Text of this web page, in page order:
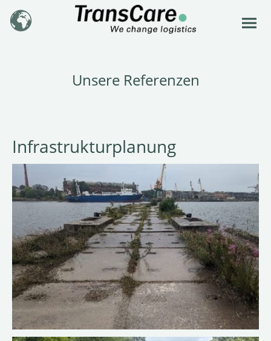
Unsere Referenzen
Infrastrukturplanung